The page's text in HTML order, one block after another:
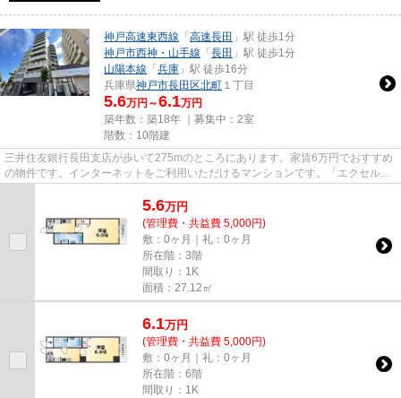
神戸高速東西線 「 高速長田 」駅 徒歩1分
神戸市西神・山手線 「 長田 」駅 徒歩1分
山陽本線 「 兵庫 」駅 徒歩16分
兵庫県神戸市長田区北町 １丁目
5.6万円～6.1万円
築年数：築18年 ｜募集中： 2室
階数：10階建
三井住友銀行長田支店が歩いて275mのところにあります。家賃6万円でおすすめ
の物件です。インターネットをご利用いただけるマンションです。「エクセルコ
5.6万円
(管理費・共益費 5,000円)
敷：0ヶ月｜礼：0ヶ月
所在階：3階
間取り：1K
面積：27.12㎡
6.1万円
(管理費・共益費 5,000円)
敷：0ヶ月｜礼：0ヶ月
所在階：6階
間取り：1K